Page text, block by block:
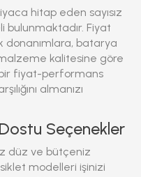
hitap eden sayısız
bulunmaktadır. Fiyat
donanımlara, batarya
kalitesine göre
bir fiyat-performans
almanızı
Seçenekler
düz ve bütçeniz
modelleri işinizi